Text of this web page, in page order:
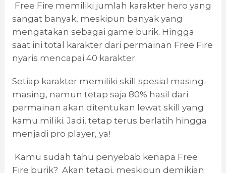
Free Fire memiliki jumlah karakter hero yang
sangat banyak, meskipun banyak yang
mengatakan sebagai game burik. Hingga
saat ini total karakter dari permainan Free Fire
nyaris mencapai 40 karakter.
Setiap karakter memiliki skill spesial masing-
masing, namun tetap saja 80% hasil dari
permainan akan ditentukan lewat skill yang
kamu miliki. Jadi, tetap terus berlatih hingga
menjadi pro player, ya!
Kamu sudah tahu penyebab kenapa Free
Fire burik? Akan tetapi, meskipun demikian